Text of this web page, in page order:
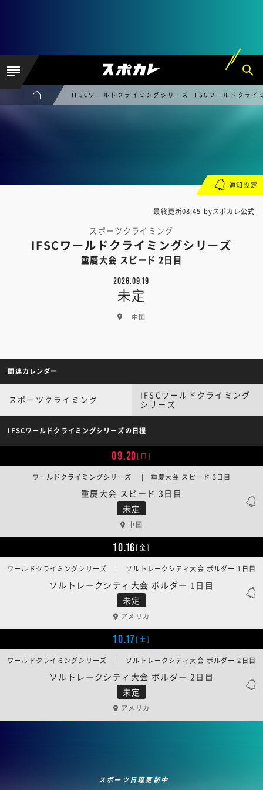
IFSCワールドクライミングシリーズ IFSCワールドクラ
最終更新08:45 byスポカレ公式
スポーツクライミング
IFSCワールドクライミングシリーズ
重慶大会 スピード 2日目
2026.09.19
未定
中国
通知設定
関連カレンダー
スポーツクライミング
IFSCワールドクライミング
シリーズ
IFSCワールドクライミングシリーズの日程
09.20[日]
未定
重慶大会 スピード 3日目
ワールドクライミングシリーズ | 重慶大会 スピード 3日目
中国
10.16[金]
未定
ソルトレークシティ大会 ボルダー 1日目
ワールドクライミングシリーズ | ソルトレークシティ大会 ボルダー 1日目
アメリカ
10.17[土]
未定
ソルトレークシティ大会 ボルダー 2日目
ワールドクライミングシリーズ | ソルトレークシティ大会 ボルダー 2日目
アメリカ
スポーツ日程更新中